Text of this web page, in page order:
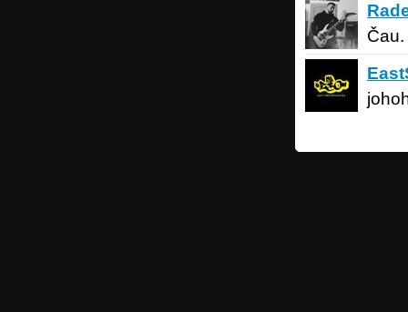
Radek